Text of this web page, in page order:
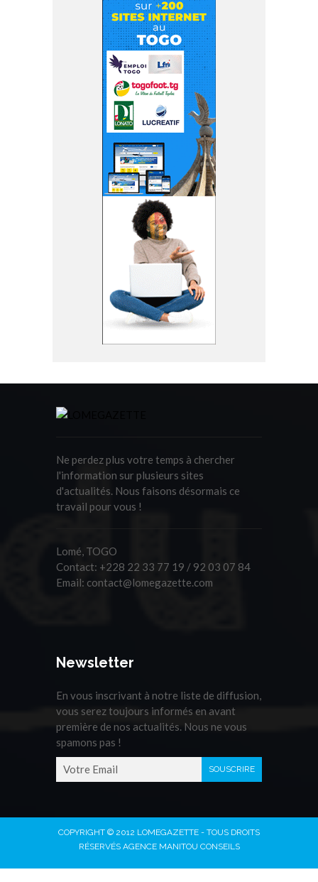
Ne perdez plus votre temps à chercher
l'information sur plusieurs sites
d'actualités. Nous faisons désormais ce
travail pour vous !
Lomé, TOGO
Contact: +228 22 33 77 19 / 92 03 07 84
Email: contact@lomegazette.com
Newsletter
En vous inscrivant à notre liste de diffusion,
vous serez toujours informés en avant
première de nos actualités. Nous ne vous
spamons pas !
COPYRIGHT © 2012 LOMEGAZETTE - TOUS DROITS
RÉSERVÉS AGENCE MANITOU CONSEILS